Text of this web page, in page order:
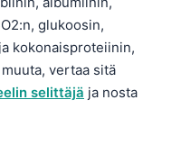
glukoosin,
kokonaisproteiinin,
vertaa sitä
selittäjä ja nosta